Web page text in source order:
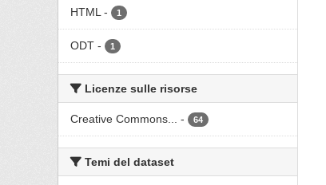
HTML - 1
ODT - 1
Licenze sulle risorse
Creative Commons... - 64
Temi del dataset